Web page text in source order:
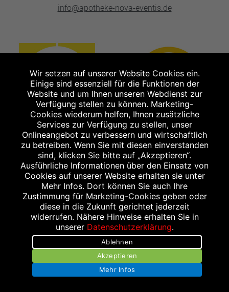
info@apotheke-nova-eventis.de
Impressum
Datenschutz
Barrierefreiheit
Kontakt
Wir setzen auf unserer Website Cookies ein.
Einige sind essenziell für die Funktionen der
Website und um Ihnen unseren Webdienst zur
Verfügung stellen zu können. Marketing-
Cookies wiederum helfen, Ihnen zusätzliche
Services zur Verfügung zu stellen, unser
Onlineangebot zu verbessern und wirtschaftlich
zu betreiben. Wenn Sie mit diesen einverstanden
sind, klicken Sie bitte auf „Akzeptieren“.
Ausführliche Informationen über den Einsatz von
Cookies auf unserer Website erhalten sie unter
Mehr Infos. Dort können Sie auch Ihre
Zustimmung für Marketing-Cookies geben oder
diese in die Zukunft gerichtet jederzeit
widerrufen. Nähere Hinweise erhalten Sie in
unserer Datenschutzerklärung.
Ablehnen
Akzeptieren
Mehr Infos